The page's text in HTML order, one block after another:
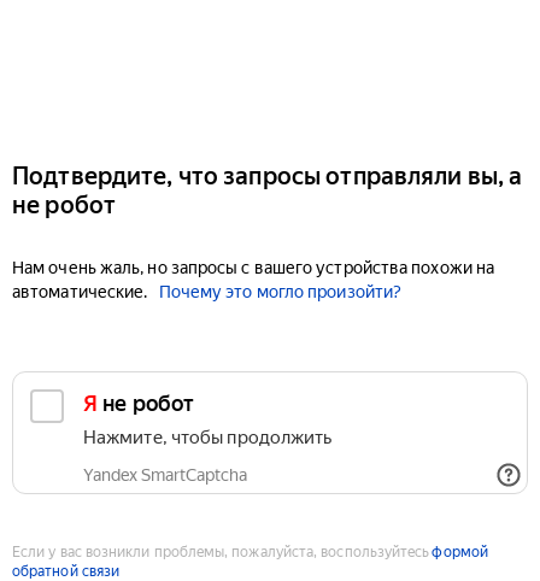
Подтвердите, что запросы отправляли вы, а
не робот
Нам очень жаль, но запросы с вашего устройства похожи на
автоматические.
Почему это могло произойти?
Я не робот
Нажмите, чтобы продолжить
Yandex SmartCaptcha
Если у вас возникли проблемы, пожалуйста, воспользуйтесьформой
обратной связи